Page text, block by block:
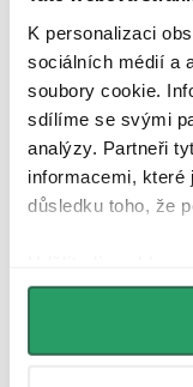
K personalizaci
sociálních médií a
soubory cookie.
sdílíme se svými
analýzy. Partneři
informacemi,
důsledku toho, že
můžeme používat
personalizovanou
osobní údaje